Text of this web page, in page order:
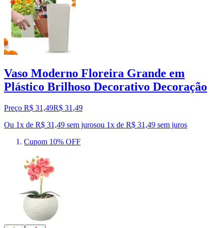
Vaso Moderno Floreira Grande em
Plástico Brilhoso Decorativo Decoração
Preço R$ 31,49R$ 31 ,49
Ou 1x de R$ 31,49 sem jurosou 1x de R$ 31,49 sem juros
Cupom 10% OFF